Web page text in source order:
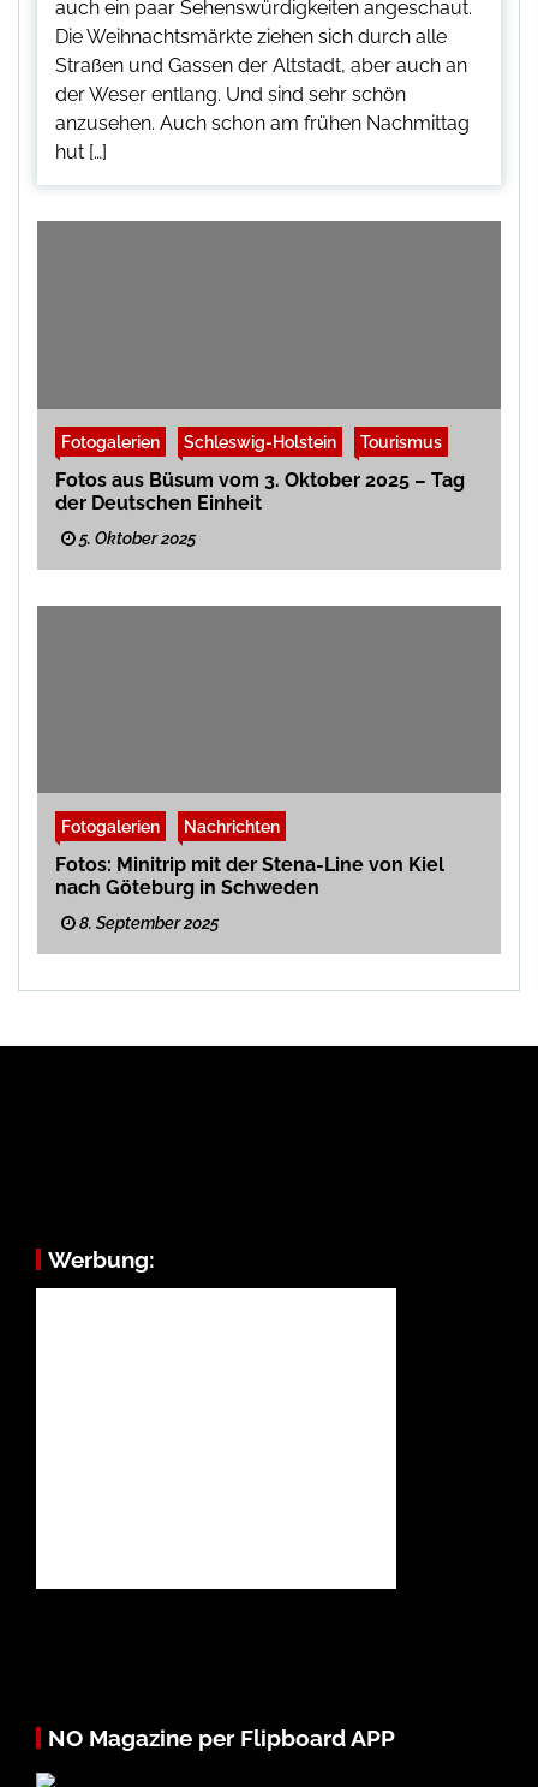
auch ein paar Sehenswürdigkeiten angeschaut.
Die Weihnachtsmärkte ziehen sich durch alle
Straßen und Gassen der Altstadt, aber auch an
der Weser entlang. Und sind sehr schön
anzusehen. Auch schon am frühen Nachmittag
hut […]
Fotogalerien Schleswig-Holstein Tourismus
Fotos aus Büsum vom 3. Oktober 2025 – Tag
der Deutschen Einheit
5. Oktober 2025
Fotogalerien Nachrichten
Fotos: Minitrip mit der Stena-Line von Kiel
nach Göteburg in Schweden
8. September 2025
Werbung:
NO Magazine per Flipboard APP